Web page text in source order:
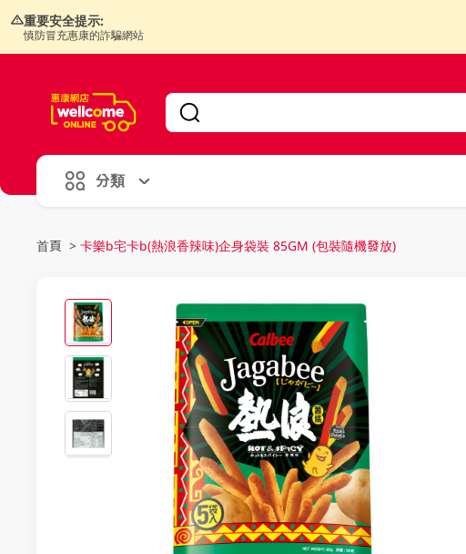
重要安全提示:
慎防冒充惠康的詐騙網站
分類
首頁 > 卡樂b宅卡b(熱浪香辣味)企身袋裝 85GM (包裝隨機發放)